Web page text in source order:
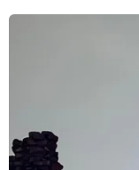
Iraq: Các tay
người gần
Các tay súng
(IS) tự xưng đã bắt